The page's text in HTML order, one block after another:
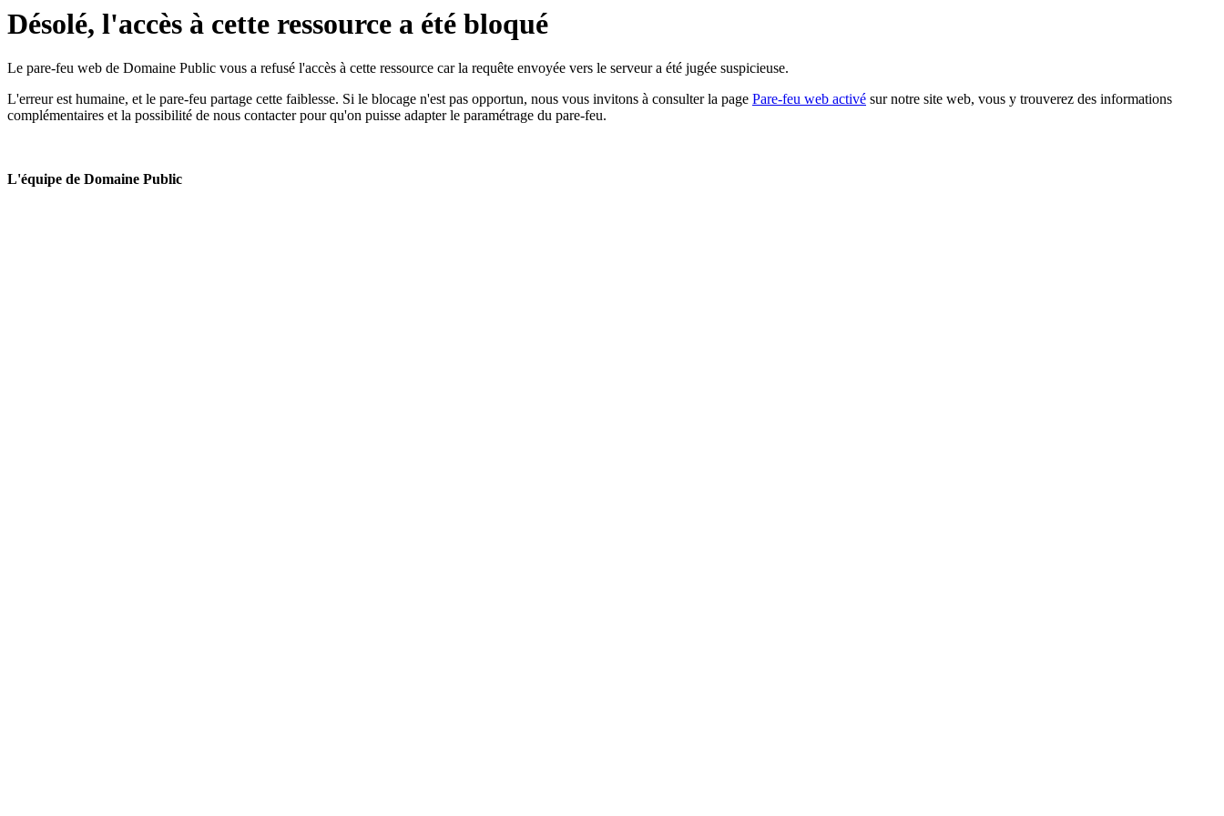
Désolé, l'accès à cette ressource a été bloqué
Le pare-feu web de Domaine Public vous a refusé l'accès à cette ressource car la requête envoyée vers le serveur a été jugée suspicieuse.
L'erreur est humaine, et le pare-feu partage cette faiblesse. Si le blocage n'est pas opportun, nous vous invitons à consulter la page Pare-feu web activé sur notre site web, vous y trouverez des informations
complémentaires et la possibilité de nous contacter pour qu'on puisse adapter le paramétrage du pare-feu.
L'équipe de Domaine Public